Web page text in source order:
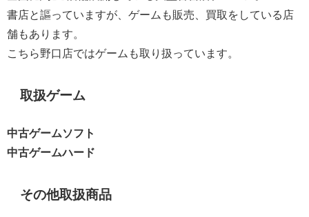
書店と謳っていますが、ゲームも販売、買取をしている店
舗もあります。
こちら野口店ではゲームも取り扱っています。
取扱ゲーム
中古ゲームソフト
中古ゲームハード
その他取扱商品